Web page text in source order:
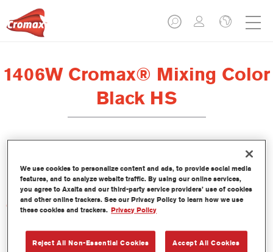
1406W Cromax® Mixing Color
Black HS
Este tinte concentrado base agua forma parte del sistema base
bicapa al agua Cromax.
Características del producto
Extraordinario rendimiento del color.
Fácil aplicación en un proceso húmedo sobre húmedo.
Base de datos con más de 30.000 fórmulas de colores
We use cookies to personalize content and ads, to provide social media
features, and to analyze website traffic. By using our online services,
you agree to Axalta and our third-party service providers’ use of cookies
and other online trackers. See our Privacy Policy to learn how we use
these cookies and trackers. Privacy Policy
Reject All Non-Essential Cookies Accept All Cookies